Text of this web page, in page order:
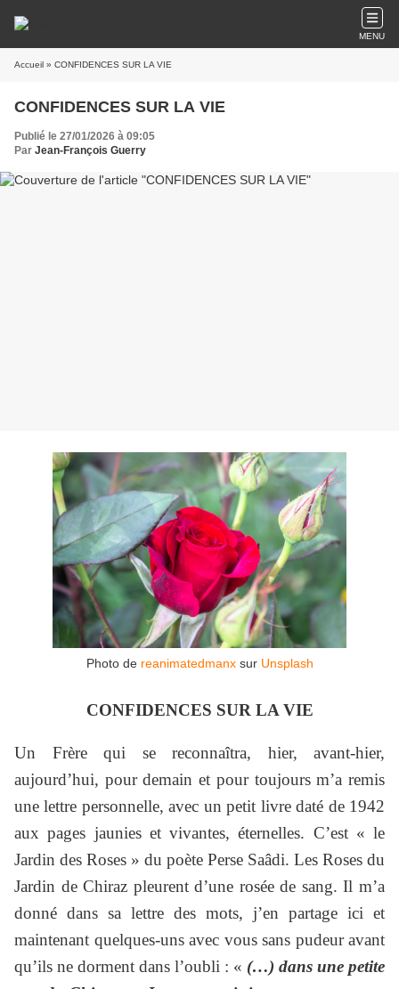
MENU
Accueil » CONFIDENCES SUR LA VIE
CONFIDENCES SUR LA VIE
Publié le 27/01/2026 à 09:05
Par Jean-François Guerry
Photo de reanimatedmanxsur Unsplash
CONFIDENCES SUR LA VIE
Un Frère qui se reconnaîtra, hier, avant-hier,
aujourd’hui, pour demain et pour toujours m’a remis
une lettre personnelle, avec un petit livre daté de 1942
aux pages jaunies et vivantes, éternelles. C’est « le
Jardin des Roses » du poète Perse Saâdi. Les Roses du
Jardin de Chiraz pleurent d’une rosée de sang. Il m’a
donné dans sa lettre des mots, j’en partage ici et
maintenant quelques-uns avec vous sans pudeur avant
qu’ils ne dorment dans l’oubli : « (…) dans une petite